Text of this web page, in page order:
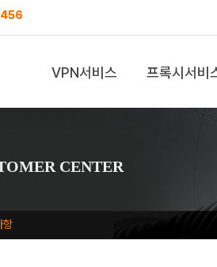
VPN서비스 프록시서비
CENTER
항